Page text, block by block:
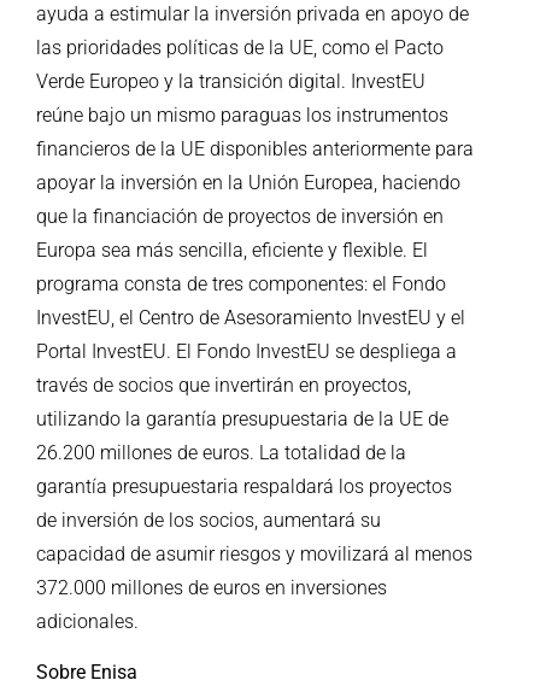
ayuda a estimular la inversión privada en apoyo de
las prioridades políticas de la UE, como el Pacto
Verde Europeo y la transición digital. InvestEU
reúne bajo un mismo paraguas los instrumentos
financieros de la UE disponibles anteriormente para
apoyar la inversión en la Unión Europea, haciendo
que la financiación de proyectos de inversión en
Europa sea más sencilla, eficiente y flexible. El
programa consta de tres componentes: el Fondo
InvestEU, el Centro de Asesoramiento InvestEU y el
Portal InvestEU. El Fondo InvestEU se despliega a
través de socios que invertirán en proyectos,
utilizando la garantía presupuestaria de la UE de
26.200 millones de euros. La totalidad de la
garantía presupuestaria respaldará los proyectos
de inversión de los socios, aumentará su
capacidad de asumir riesgos y movilizará al menos
372.000 millones de euros en inversiones
adicionales.
Sobre Enisa